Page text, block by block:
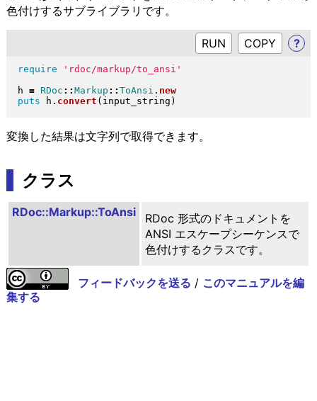
色付けするサブライブラリです。
RUN ?
require
'rdoc/markup/to_ansi'
h = RDoc :: Markup :: ToAnsi . new
puts h . convert ( input_string )
変換した結果は文字列で取得できます。
クラス
RDoc::Markup::ToAnsi
RDoc 形式のドキュメントを
ANSI エスケープシーケンスで
色付けするクラスです。
フィードバックを送る / このマニュアルを編
集する